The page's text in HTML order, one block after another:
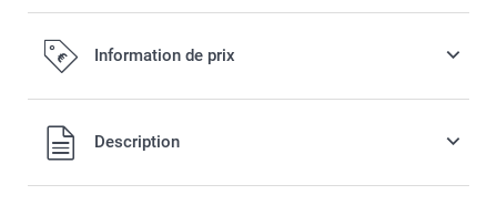
Information de prix
Tous les prix sont en EURO (€), TVA incluse et hors frais de
port.
Description